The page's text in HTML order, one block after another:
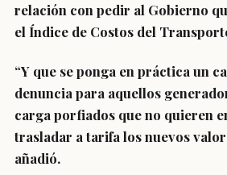
relación con pedir al Gobierno
el Índice de Costos del
“Y que se ponga en práctica un
denuncia para aquellos
carga porfiados que no quieren
trasladar a tarifa losnuevos
añadió.